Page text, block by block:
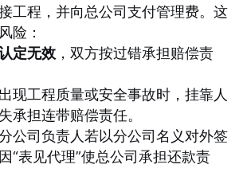
工程，并向总公司支付管理费。这
险：
定无效 ，双方按过错承担赔偿责
现工程质量或安全事故时，挂靠人
承担连带赔偿责任。
公司负责人若以分公司名义对外签
“表见代理”使总公司承担还款责